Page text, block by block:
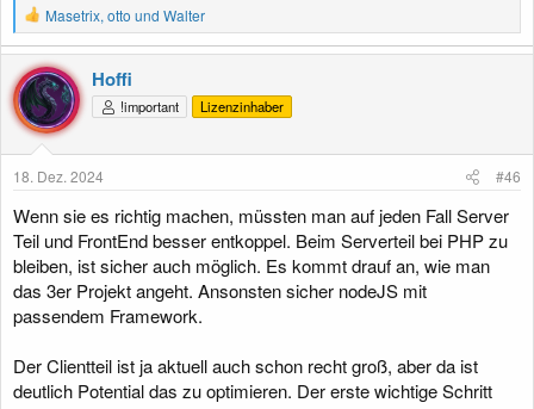
R
e
a
k
t
i
o
n
n
Masetrix, otto und Walter
Hoffi
!important Lizenzinhaber
18. Dez. 2024 #46
Wenn sie es richtig machen, müssten man auf jeden Fall Server
Teil und FrontEnd besser entkoppel. Beim Serverteil bei PHP zu
bleiben, ist sicher auch möglich. Es kommt drauf an, wie man
das 3er Projekt angeht. Ansonsten sicher nodeJS mit
passendem Framework.
Der Clientteil ist ja aktuell auch schon recht groß, aber da ist
deutlich Potential das zu optimieren. Der erste wichtige Schritt